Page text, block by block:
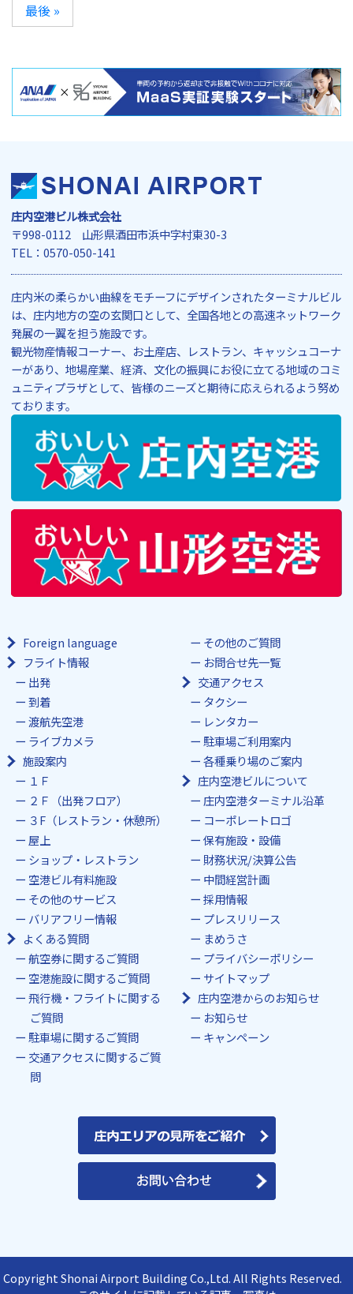
最後 »
庄内空港ビル株式会社
〒998-0112 山形県酒田市浜中字村東30-3
TEL：0570-050-141
庄内米の柔らかい曲線をモチーフにデザインされたターミナルビル
は、庄内地方の空の玄関口として、全国各地との高速ネットワーク
発展の一翼を担う施設です。
観光物産情報コーナー、お土産店、レストラン、キャッシュコーナ
ーがあり、地場産業、経済、文化の振興にお役に立てる地域のコミ
ュニティプラザとして、皆様のニーズと期待に応えられるよう努め
ております。
Foreign language
フライト情報
出発
到着
渡航先空港
ライブカメラ
施設案内
１Ｆ
２Ｆ（出発フロア）
３F（レストラン・休憩所）
屋上
ショップ・レストラン
空港ビル有料施設
その他のサービス
バリアフリー情報
よくある質問
航空券に関するご質問
空港施設に関するご質問
飛行機・フライトに関する
ご質問
駐車場に関するご質問
交通アクセスに関するご質
問
その他のご質問
お問合せ先一覧
交通アクセス
タクシー
レンタカー
駐車場ご利用案内
各種乗り場のご案内
庄内空港ビルについて
庄内空港ターミナル沿革
コーポレートロゴ
保有施設・設備
財務状況/決算公告
中間経営計画
採用情報
プレスリリース
まめうさ
プライバシーポリシー
サイトマップ
庄内空港からのお知らせ
お知らせ
キャンペーン
Copyright Shonai Airport Building Co.,Ltd. All Rights Reserved.